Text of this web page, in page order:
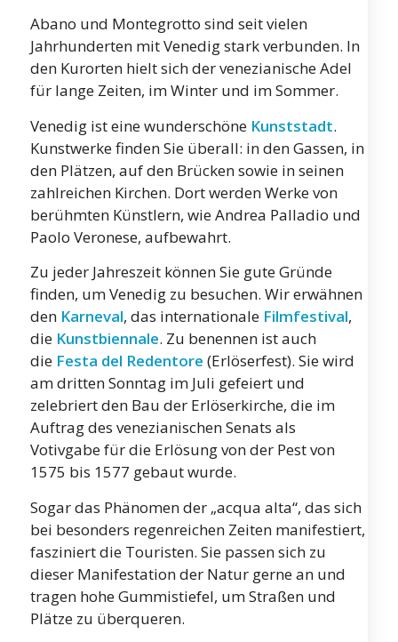
Abano und Montegrotto sind seit vielen
Jahrhunderten mit Venedig stark verbunden. In
den Kurorten hielt sich der venezianische Adel
für lange Zeiten, im Winter und im Sommer.
Venedig ist eine wunderschöne Kunststadt.
Kunstwerke finden Sie überall: in den Gassen, in
den Plätzen, auf den Brücken sowie in seinen
zahlreichen Kirchen. Dort werden Werke von
berühmten Künstlern, wie Andrea Palladio und
Paolo Veronese, aufbewahrt.
Zu jeder Jahreszeit können Sie gute Gründe
finden, um Venedig zu besuchen. Wir erwähnen
den Karneval, das internationale Filmfestival,
die Kunstbiennale. Zu benennen ist auch
die Festa del Redentore (Erlöserfest). Sie wird
am dritten Sonntag im Juli gefeiert und
zelebriert den Bau der Erlöserkirche, die im
Auftrag des venezianischen Senats als
Votivgabe für die Erlösung von der Pest von
1575 bis 1577 gebaut wurde.
Sogar das Phänomen der „acqua alta“, das sich
bei besonders regenreichen Zeiten manifestiert,
fasziniert die Touristen. Sie passen sich zu
dieser Manifestation der Natur gerne an und
tragen hohe Gummistiefel, um Straßen und
Plätze zu überqueren.